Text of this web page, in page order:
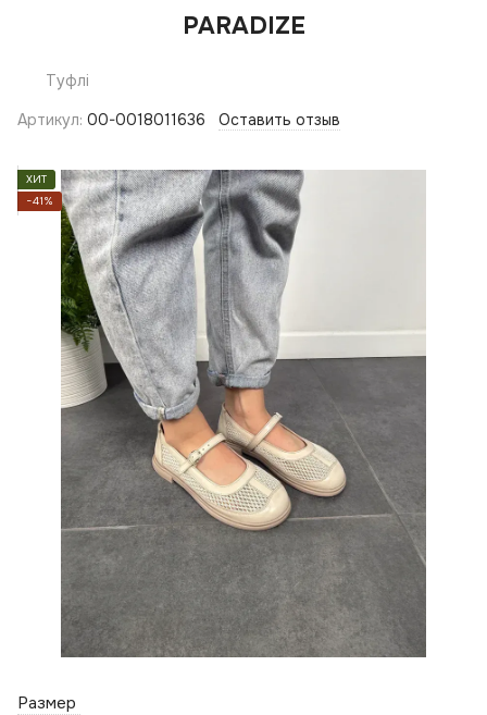
PARADIZE
Туфлі
Артикул: 00-0018011636 Оставить отзыв
ХИТ
−41%
Размер